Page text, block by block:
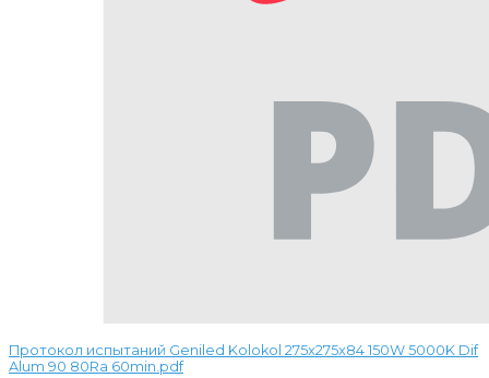
Протокол испытаний Geniled Kolokol 275x275x84 150W 5000K Dif
Alum 90 80Ra 60min.pdf